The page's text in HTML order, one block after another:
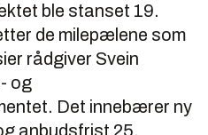
ble stanset 19.
de milepælene som
rådgiver Svein
og
Det innebærer ny
anbudsfrist 25.